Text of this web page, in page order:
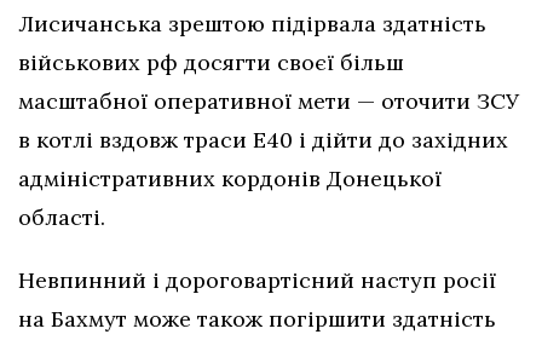
Лисичанська зрештою підірвала здатність
військових рф досягти своєї більш
масштабної оперативної мети — оточити ЗСУ
в котлі вздовж траси Е40 і дійти до західних
адміністративних кордонів Донецької
області.
Невпинний і дороговартісний наступ росії
на Бахмут може також погіршити здатність